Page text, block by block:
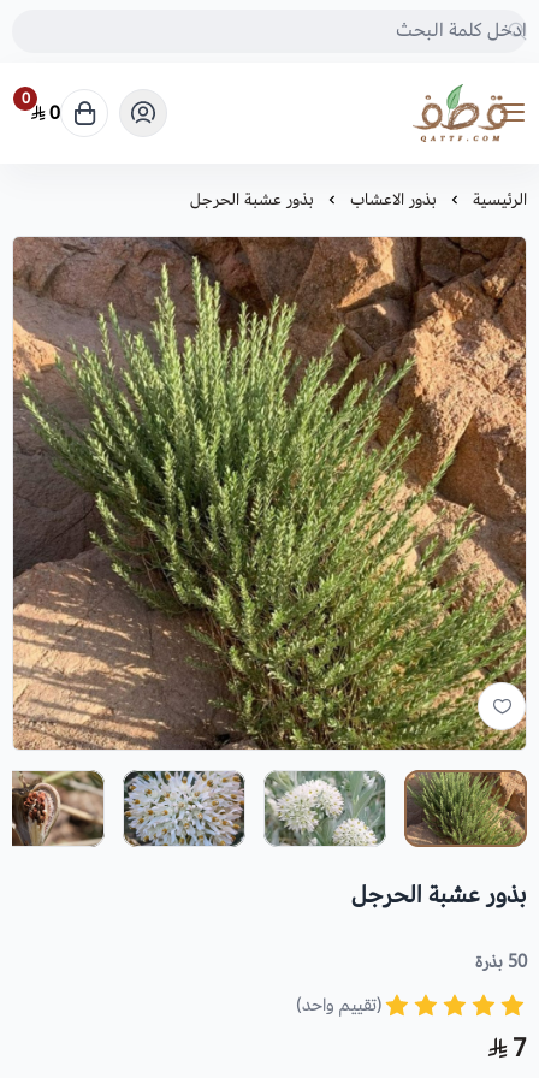
متجر قطف للبذور
0
0
الرئيسية بذور الاعشاب بذور عشبة الحرجل
بذور عشبة الحرجل
50 بذرة
(تقييم واحد)
7